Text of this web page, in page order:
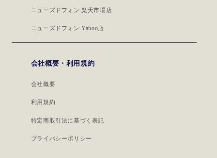
ニューズドフォン 楽天市場店
ニューズドフォン Yahoo店
会社概要・利用規約
会社概要
利用規約
特定商取引法に基づく表記
プライバシーポリシー